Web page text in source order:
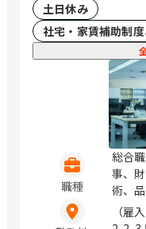
京都
ル1F
町2-
県横
（
神奈
（横
県海
市辻
階）
石川
土日休み
社宅・家賃補助制度
職種
総合
事、
術、
（雇